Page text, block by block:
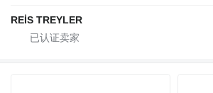
REİS TREYLER